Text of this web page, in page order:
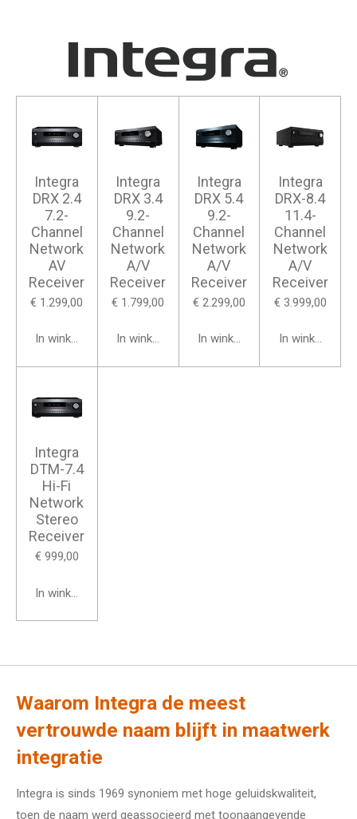
Integra
DRX 2.4
7.2-
Channel
Network
AV
Receiver
€ 1.299,00
In winkelwagen
Integra
DRX 3.4
9.2-
Channel
Network
A/V
Receiver
€ 1.799,00
In winkelwagen
Integra
DRX 5.4
9.2-
Channel
Network
A/V
Receiver
€ 2.299,00
In winkelwagen
Integra
DRX-8.4
11.4-
Channel
Network
A/V
Receiver
€ 3.999,00
In winkelwagen
Integra
DTM-7.4
Hi-Fi
Network
Stereo
Receiver
€ 999,00
In winkelwagen
Waarom Integra de meest
vertrouwde naam blijft in maatwerk
integratie
Integra is sinds 1969 synoniem met hoge geluidskwaliteit,
toen de naam werd geassocieerd met toonaangevende